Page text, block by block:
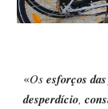
«Osesforços
desperdício ,